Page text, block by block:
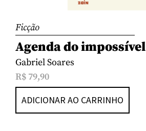
Ficção
Agenda do impossível
Gabriel Soares
R$ 79,90
ADICIONAR AO CARRINHO